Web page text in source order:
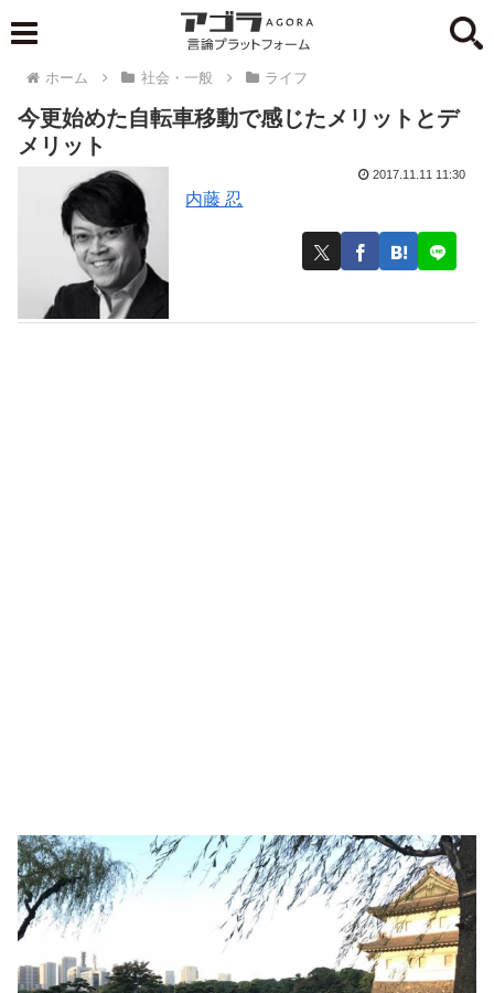
ホーム 社会・一般 ライフ
今更始めた自転車移動で感じたメリットとデ
メリット
内藤 忍
2017.11.11 11:30